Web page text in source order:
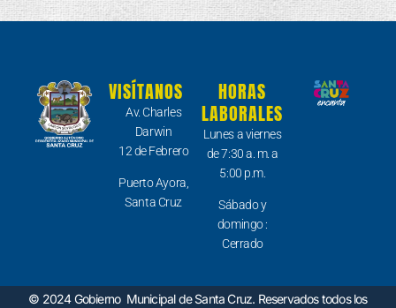
VISÍTANOS
Av. Charles
Darwin
12 de Febrero
Puerto Ayora,
Santa Cruz
HORAS
LABORALES
Lunes a viernes
de 7:30 a. m. a
5:00 p.m.
Sábado y
domingo :
Cerrado
© 2024 Gobierno Municipal de Santa Cruz. Reservados todos los